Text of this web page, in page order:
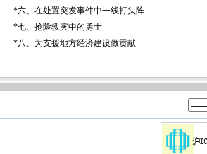
*六、在处置突发事件中一线打头阵
*七、抢险救灾中的勇士
*八、为支援地方经济建设做贡献